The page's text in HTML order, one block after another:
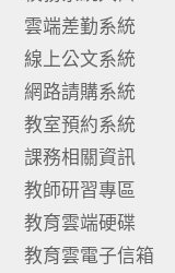
雲端差勤系統
線上公文系統
網路請購系統
教室預約系統
課務相關資訊
教師研習專區
教育雲端硬碟
教育雲電子信箱